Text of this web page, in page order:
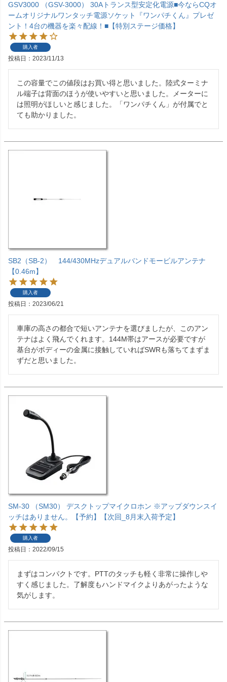
GSV3000 （GSV-3000） 30Aトランス型安定化電源■今ならCQオ
ームオリジナルワンタッチ電源ソケット『ワンパチくん』プレゼ
ント！4台の機器を楽々配線！■【特別ステージ価格】
購入者
投稿日 2023/11/13
この容量でこの値段はお買い得と思いました。陸式ターミナ
ル端子は背面のほうが使いやすいと思いました。メーターに
は照明がほしいと感じました。「ワンパチくん」が付属でと
ても助かりました。
SB2（SB-2） 144/430MHzデュアルバンドモービルアンテナ
【0.46m】
購入者
投稿日 2023/06/21
車庫の高さの都合で短いアンテナを選びましたが、このアン
テナはよく飛んでくれます。144M帯はアースが必要ですが
基台がボディーの金属に接触していればSWRも落ちてまずま
ずだと思いました。
SM-30 （SM30） デスクトップマイクロホン ※アップダウンスイ
ッチはありません。【予約】【次回_8月末入荷予定】
購入者
投稿日 2022/09/15
まずはコンパクトです。PTTのタッチも軽く非常に操作しや
すく感じました。了解度もハンドマイクよりあがったような
気がします。